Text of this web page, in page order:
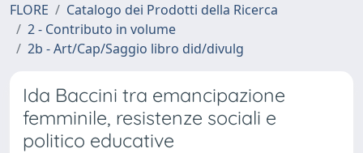
FLORE
Catalogo dei Prodotti della Ricerca
2 - Contributo in volume
2b - Art/Cap/Saggio libro did/divulg
Ida Baccini tra emancipazione
femminile, resistenze sociali e
politico educative